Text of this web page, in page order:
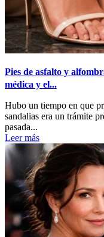
Pies de asfalto y
médica y el...
Hubo un tiempo en que
sandalias era un trámite
pasada...
Leer más